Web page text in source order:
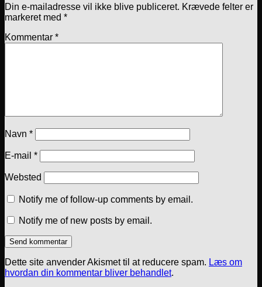
Din e-mailadresse vil ikke blive publiceret. Krævede felter er
markeret med *
Kommentar *
Navn *
E-mail *
Websted
Notify me of follow-up comments by email.
Notify me of new posts by email.
Dette site anvender Akismet til at reducere spam. Læs om
hvordan din kommentar bliver behandlet.